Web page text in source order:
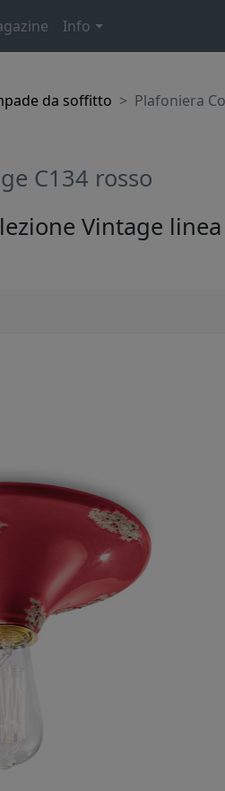
Info
da soffitto Plafoniera
C134 rosso
Vintage